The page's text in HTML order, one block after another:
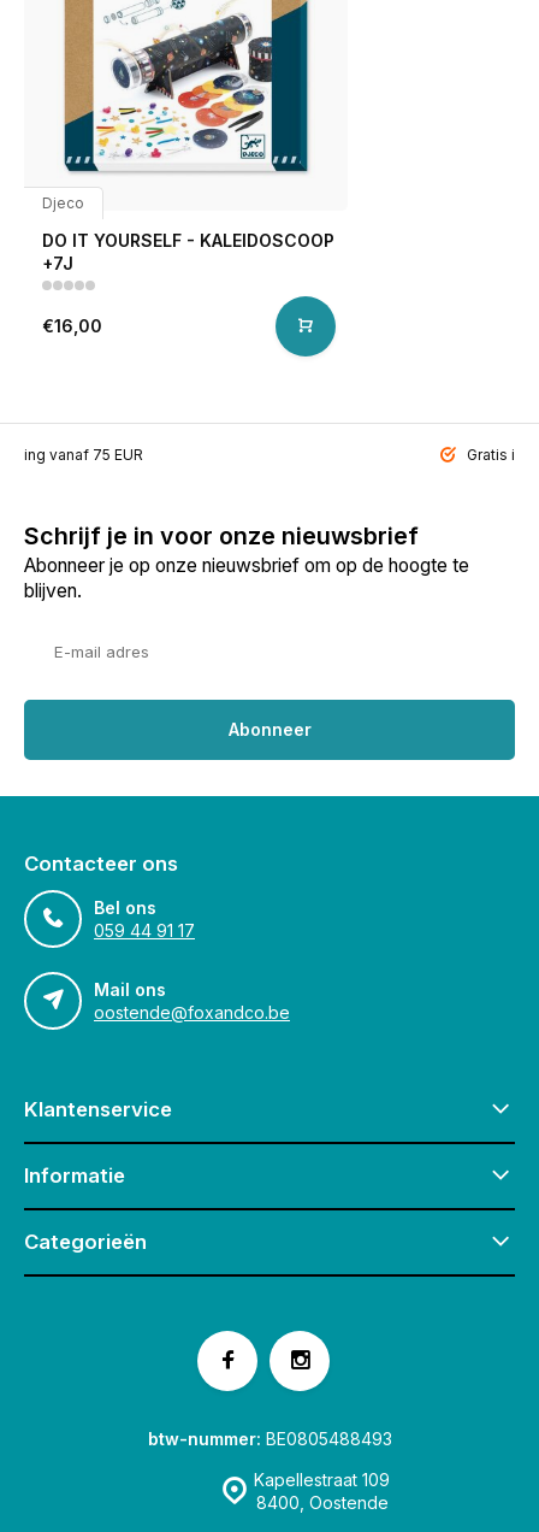
Djeco
DO IT YOURSELF - KALEIDOSCOOP
+7J
€16,00
vanaf 75 EUR Gratis
Schrijf je in voor onze nieuwsbrief
Abonneer je op onze nieuwsbrief om op de hoogte te
blijven.
Abonneer
Contacteer ons
Bel ons
059 44 91 17
Mail ons
oostende@foxandco.be
Klantenservice
Informatie
Categorieën
Kapellestraat 109
8400, Oostende
btw-nummer: BE0805488493